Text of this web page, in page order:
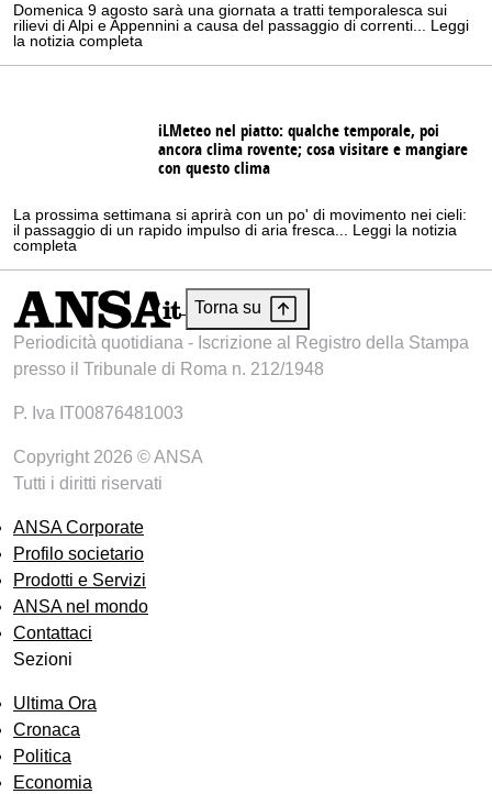
Domenica 9 agosto sarà una giornata a tratti temporalesca sui
rilievi di Alpi e Appennini a causa del passaggio di correnti... Leggi
la notizia completa
iLMeteo nel piatto: qualche temporale, poi
ancora clima rovente; cosa visitare e mangiare
con questo clima
La prossima settimana si aprirà con un po' di movimento nei cieli:
il passaggio di un rapido impulso di aria fresca... Leggi la notizia
completa
Torna su
Periodicità quotidiana - Iscrizione al Registro della Stampa
presso il Tribunale di Roma n. 212/1948
P. Iva IT00876481003
Copyright 2026 © ANSA
Tutti i diritti riservati
ANSA Corporate
Profilo societario
Prodotti e Servizi
ANSA nel mondo
Contattaci
Sezioni
Ultima Ora
Cronaca
Politica
Economia